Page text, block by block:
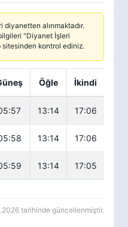
alınmaktadır.
"Diyanet İşleri
sitesinden kontrol ediniz.
Öğle İkindi
13:14 17:06
13:14 17:06
13:14 17:05
tarihinde güncellenmiştir.